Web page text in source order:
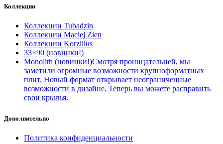
Коллекции
Коллекции Tubadzin
Коллекции Maciej Zien
Коллекции Korzilius
33×90 (новинки!)
Monolith (новинки!)Смотря проницательней, мы
заметили огромные возможности крупноформатных
плит. Новый формат открывает неограниченные
возможности в дизайне. Теперь вы можете расправить
свои крылья.
Дополнительно
Политика конфиденциальности